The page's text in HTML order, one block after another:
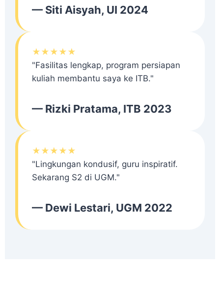
— Siti Aisyah, UI 2024
★★★★★
"Fasilitas lengkap, program persiapan
kuliah membantu saya ke ITB."
— Rizki Pratama, ITB 2023
★★★★★
"Lingkungan kondusif, guru inspiratif.
Sekarang S2 di UGM."
— Dewi Lestari, UGM 2022